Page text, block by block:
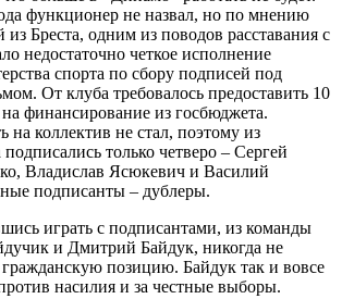
функционер не назвал, но по мнению
Бреста, одним из поводов расставания с
недостаточно четкое исполнение
спорта по сбору подписей под
От клуба требовалось предоставить 10
финансирование из госбюджета.
на коллектив не стал, поэтому из
подписались только четверо – Сергей
Владислав Ясюкевич и Василий
подписанты – дублеры.
играть с подписантами, из команды
и Дмитрий Байдук, никогда не
позицию. Байдук так и вовсе
насилия и за честные выборы.